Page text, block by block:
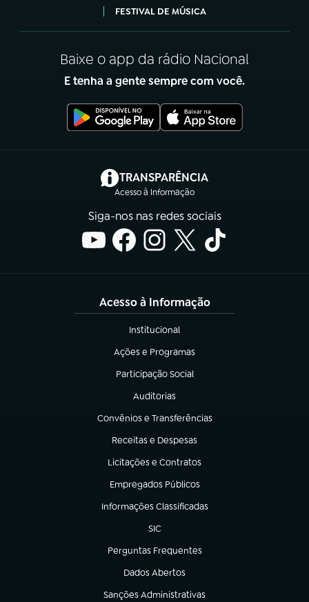
FESTIVAL DE MÚSICA
Baixe o app da rádio Nacional
E tenha a gente sempre com você.
TRANSPARÊNCIA
Acesso à Informação
(abre em nova aba)
Siga-nos nas redes sociais
Acesso à Informação
Institucional
(abre em nova aba)
Ações e Programas
(abre em nova aba)
Participação Social
(abre em nova aba)
Auditorias
(abre em nova aba)
Convênios e Transferências
(abre em nova aba)
Receitas e Despesas
(abre em nova aba)
Licitações e Contratos
(abre em nova aba)
Empregados Públicos
(abre em nova aba)
Informações Classificadas
(abre em nova aba)
SIC
(abre em nova aba)
Perguntas Frequentes
(abre em nova aba)
Dados Abertos
(abre em nova aba)
Sanções Administrativas
(abre em nova aba)